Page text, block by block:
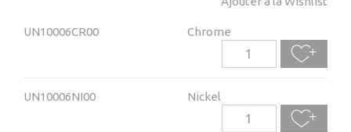
UN10006CR00 Chrome
UN10006NI00 Nickel